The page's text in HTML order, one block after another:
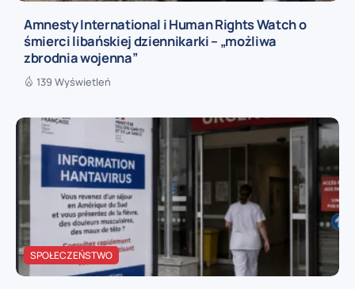
Amnesty International i Human Rights Watch o
śmierci libańskiej dziennikarki – „możliwa
zbrodnia wojenna”
139 Wyświetleń
SPOŁECZEŃSTWO